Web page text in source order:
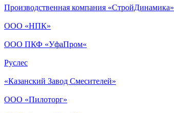
Производственная компания «СтройДинамика»
ООО «НПК»
ООО ПКФ «УфаПром«
Руслес
«Казанский Завод Смесителей»
ООО «Пилоторг»